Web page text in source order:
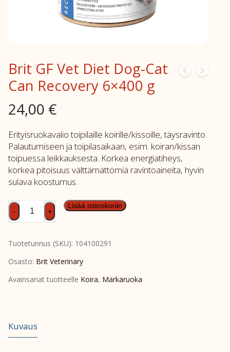
Brit GF Vet Diet Dog-Cat
Can Recovery 6×400 g
24,00 €
Erityisruokavalio toipilaille koirille/kissoille, täysravinto.
Palautumiseen ja toipilasaikaan, esim. koiran/kissan
toipuessa leikkauksesta. Korkea energiatiheys,
korkea pitoisuus välttämättömiä ravintoaineita, hyvin
sulava koostumus.
Brit
GF
Diet
Dog-
Can
g
- +
Lisää ostoskoriin
Tuotetunnus (SKU): 104100291
Osasto: Brit Veterinary
Avainsanat tuotteelle Koira, Märkäruoka
Kuvaus